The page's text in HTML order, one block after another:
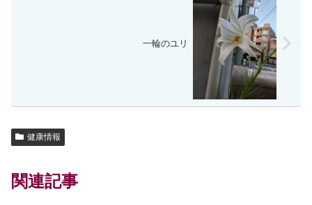
一輪のユリ
健康情報
関連記事